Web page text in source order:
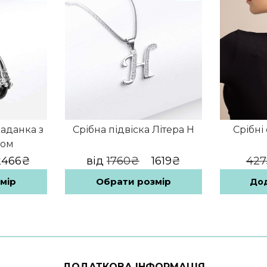
з
₴
Срібна підвіска Літера Н
від1760₴ 1619₴
Обрати розмір
кілька